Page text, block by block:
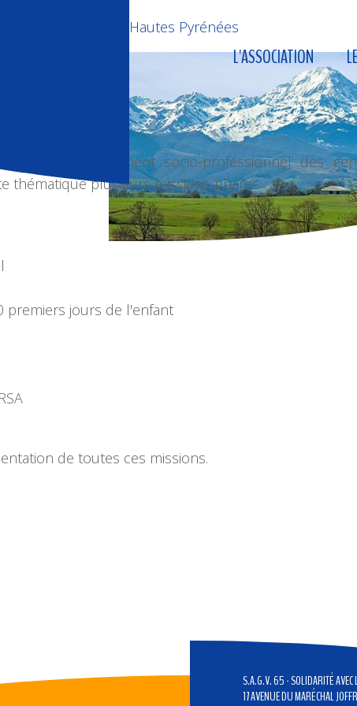
L'ASSOCIATION
l’accompagnement socio-professionnel des
thématique plusieurs missions phares :
premiers jours de l'enfant
de toutes ces missions.
S.A.G.V. 65 - SOLIDARITÉ AVEC
17 AVENUE DU MARÉCHAL